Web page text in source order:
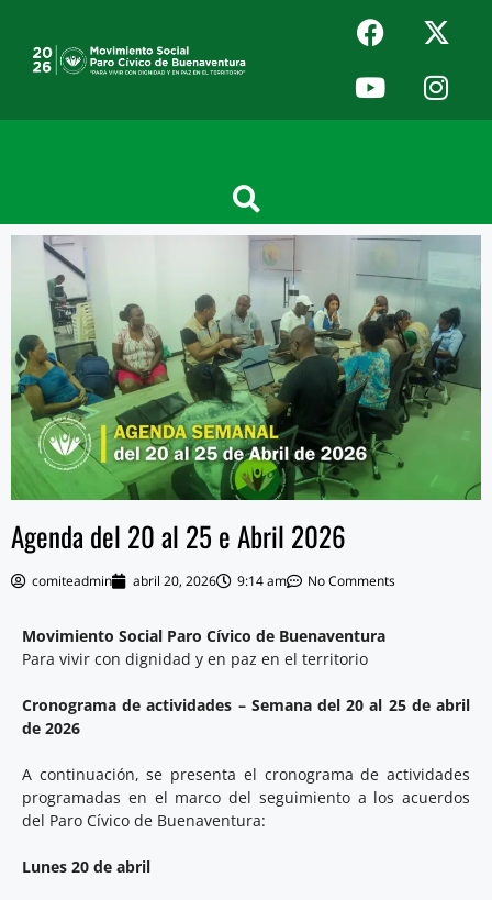
Agenda del 20 al 25 e Abril 2026
comiteadmin abril 20, 2026 9:14 am No Comments
Movimiento Social Paro Cívico de Buenaventura
Para vivir con dignidad y en paz en el territorio
Cronograma de actividades – Semana del 20 al 25 de abril
de 2026
A continuación, se presenta el cronograma de actividades
programadas en el marco del seguimiento a los acuerdos
del Paro Cívico de Buenaventura:
Lunes 20 de abril